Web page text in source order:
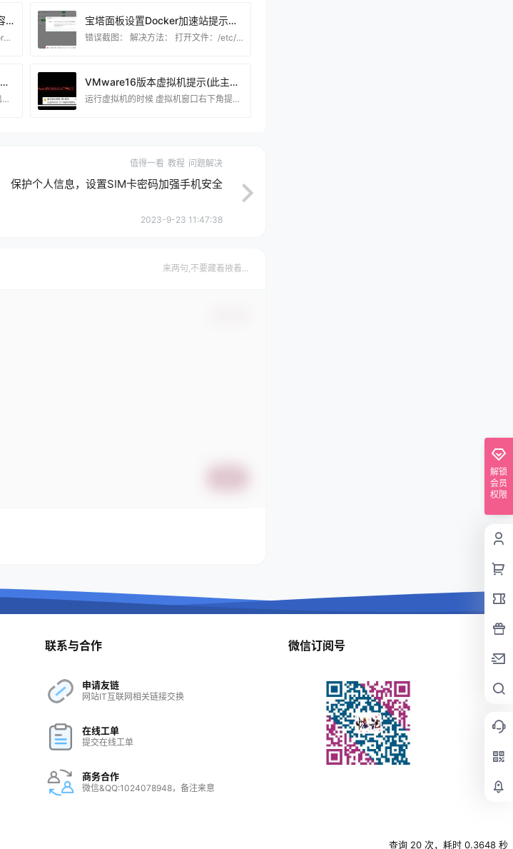
VMware Workstation虚拟机扩容磁盘文字+视频教程
步骤 1：关闭虚拟机 打开 VMware Workstation Pro，选择你要扩展磁盘的虚拟机。 确保虚拟机已关闭。如果虚拟机正在运行，请选择“关机”或“关闭电源”。 步骤 2：调整虚拟磁盘大小 右键点击虚拟机名称，选择“设置”（Settings）。 在“硬件”选项卡中，选择“硬盘”（Hard Disk）设备。 点击“扩展”（Expand）按钮，输入新的磁盘大小（注意单位是 GB）。 确认更改，然后点击“完成”或“确定”保存设置。 步骤 3：进入虚拟机操作系统并调整分区 扩展磁盘后，你需要进入虚拟机操作系统中调
宝塔面板设置Docker加速站提示错误：全局配置文件有误，请检查Expecting value:line 1 column 1(char 0)解决方法
错误截图： 解决方法： 打开文件：/etc/docker/daemon.json 填入代码： { "registry-mirrors":
开启虚拟机提示(此平台不支持虚拟化)电脑不支持虚拟化解决方法
少部分小伙伴电脑打开虚拟机的时候出现这个错误！是什么原因造成的呢？ 不管你电脑的intel 处理器 或者是 AMD 都可能有这样的问题。这个是Windows系统的问题。 有两个地方造成！ 第一个是: 电脑没打开CPU虚拟化技术 （目前少部分电脑是没打开的）大部分电脑都默认打开了这个功能！ 如果你BIOS里面没打开虚拟化功能的话可以看看这个链接的教程，是博猪记录的一些电脑开启CPU虚拟化的教程！https://www.90lhd.com/tag/vt （如果这个链接里面没有合适你的教程）可以联系博猪指导你开启 当然
VMware16版本虚拟机提示(此主机不具有3D支持）解决方法！
运行虚拟机的时候 虚拟机窗口右下角提示(此主机不具有3D支持）！ 具体解决方法 这个方法是站长原创的，可以帮助到很多小伙伴解决问题，如果不行我也只能说 抱歉~自行确认是否需要！
值得一看 教程 问题解决
保护个人信息，设置SIM卡密码加强手机安全
2023-9-23 11:47:38
来两句,不要藏着掖着...
解锁
会员
权限
联系与合作
申请友链
网站IT互联网相关链接交换
在线工单
提交在线工单
商务合作
微信&QQ:1024078948，备注来意
微信订阅号
查询 20 次，耗时 0.3648 秒